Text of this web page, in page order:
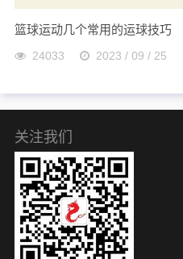
篮球运动几个常用的运球技巧
24033 2023 / 09 / 25
关注我们